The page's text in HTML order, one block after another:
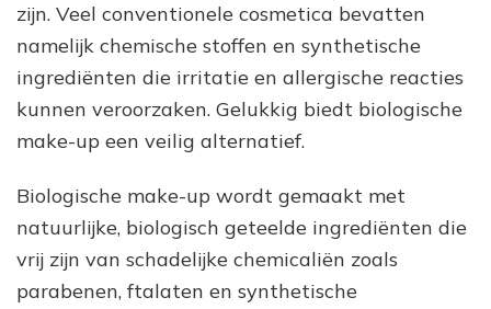
zijn. Veel conventionele cosmetica bevatten
namelijk chemische stoffen en synthetische
ingrediënten die irritatie en allergische reacties
kunnen veroorzaken. Gelukkig biedt biologische
make-up een veilig alternatief.
Biologische make-up wordt gemaakt met
natuurlijke, biologisch geteelde ingrediënten die
vrij zijn van schadelijke chemicaliën zoals
parabenen, ftalaten en synthetische